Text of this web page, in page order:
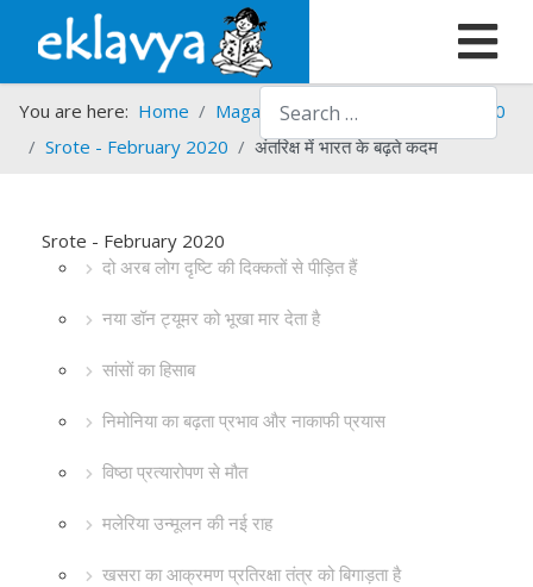
Search
You are here: Home Magazines Srote
Srote - 2020
Srote - February 2020
अंतरिक्ष में भारत के बढ़ते कदम
Srote - February 2020
दो अरब लोग दृष्टि की दिक्कतों से पीड़ित हैं
नया डॉन ट्यूमर को भूखा मार देता है
सांसों का हिसाब
निमोनिया का बढ़ता प्रभाव और नाकाफी प्रयास
विष्ठा प्रत्यारोपण से मौत
मलेरिया उन्मूलन की नई राह
खसरा का आक्रमण प्रतिरक्षा तंत्र को बिगाड़ता है